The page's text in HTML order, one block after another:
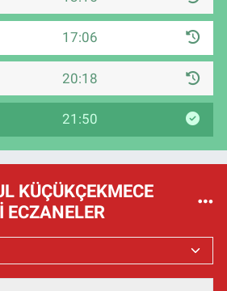
17:06
20:18
21:50
KÜÇÜKÇEKMECE
ECZANELER